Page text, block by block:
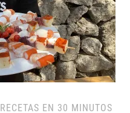
RECETAS EN 30 MINUTOS